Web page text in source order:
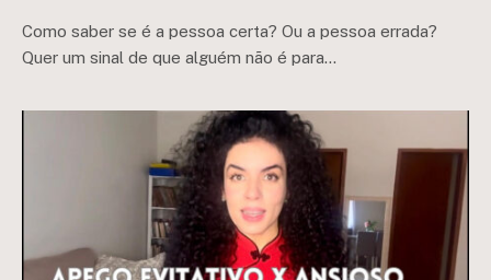
Como saber se é a pessoa certa? Ou a pessoa errada?
Quer um sinal de que alguém não é para…